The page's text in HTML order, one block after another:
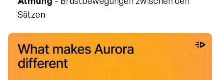
Sätzen